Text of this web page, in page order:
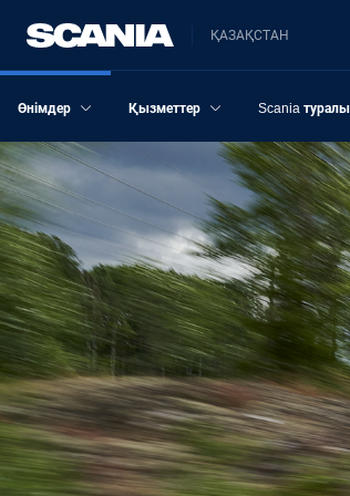
ҚАЗАҚСТАН
Өнімдер Қызметтер Scania туралы